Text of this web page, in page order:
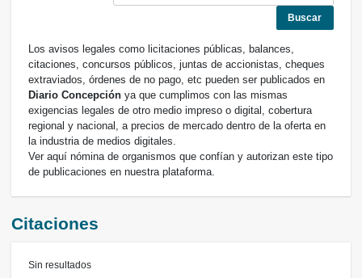
Buscar
Los avisos legales como licitaciones públicas, balances,
citaciones, concursos públicos, juntas de accionistas, cheques
extraviados, órdenes de no pago, etc pueden ser publicados en
Diario Concepción ya que cumplimos con las mismas
exigencias legales de otro medio impreso o digital, cobertura
regional y nacional, a precios de mercado dentro de la oferta en
la industria de medios digitales.
Ver aquí nómina de organismos que confían y autorizan este tipo
de publicaciones en nuestra plataforma.
Citaciones
Sin resultados